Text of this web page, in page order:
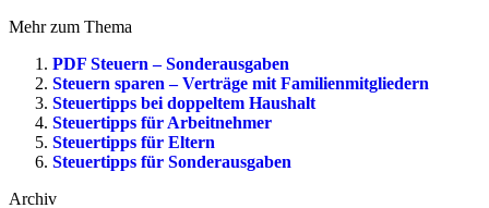
Mehr zum Thema
PDF Steuern – Sonderausgaben
Steuern sparen – Verträge mit Familienmitgliedern
Steuertipps bei doppeltem Haushalt
Steuertipps für Arbeitnehmer
Steuertipps für Eltern
Steuertipps für Sonderausgaben
Archiv